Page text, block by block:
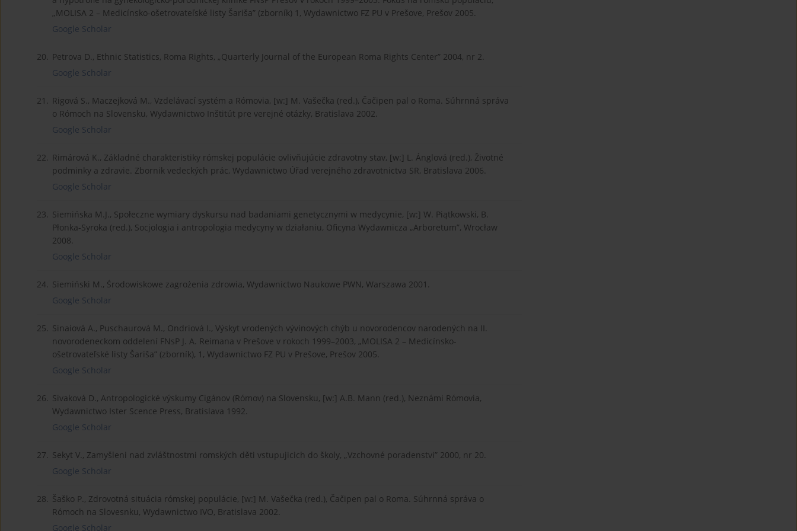
„MOLISA 2 – Medicínsko-ošetrovateľské listy Šariša” (zborník) 1, Wydawnictwo FZ PU v Prešove, Prešov 2005.
Google Scholar
20. Petrova D., Ethnic Statistics, Roma Rights, „Quarterly Journal of the European Roma Rights Center” 2004, nr 2.
Google Scholar
21. Rigová S., Maczejková M., Vzdelávací systém a Rómovia, [w:] M. Vašečka (red.), Čačipen pal o Roma. Súhrnná správa
o Rómoch na Slovensku, Wydawnictwo Inštitút pre verejné otázky, Bratislava 2002.
Google Scholar
22. Rimárová K., Základné charakteristiky rómskej populácie ovlivňujúcie zdravotny stav, [w:] L. Ánglová (red.), Životné
podminky a zdravie. Zbornik vedeckých prác, Wydawnictwo Úřad verejného zdravotnictva SR, Bratislava 2006.
Google Scholar
23. Siemińska M.J., Społeczne wymiary dyskursu nad badaniami genetycznymi w medycynie, [w:] W. Piątkowski, B.
Płonka-Syroka (red.), Socjologia i antropologia medycyny w działaniu, Oficyna Wydawnicza „Arboretum”, Wrocław
2008.
Google Scholar
24. Siemiński M., Środowiskowe zagrożenia zdrowia, Wydawnictwo Naukowe PWN, Warszawa 2001.
Google Scholar
25. Sinaiová A., Puschaurová M., Ondriová I., Výskyt vrodených vývinových chýb u novorodencov narodených na II.
novorodeneckom oddelení FNsP J. A. Reimana v Prešove v rokoch 1999–2003, „MOLISA 2 – Medicínsko-
ošetrovateľské listy Šariša” (zborník), 1, Wydawnictwo FZ PU v Prešove, Prešov 2005.
Google Scholar
26. Sivaková D., Antropologické výskumy Cigánov (Rómov) na Slovensku, [w:] A.B. Mann (red.), Neznámi Rómovia,
Wydawnictwo Ister Scence Press, Bratislava 1992.
Google Scholar
27. Sekyt V., Zamyšleni nad zvláštnostmi romských děti vstupujicich do školy, „Vzchovné poradenstvi” 2000, nr 20.
Google Scholar
28. Šaško P., Zdrovotná situácia rómskej populácie, [w:] M. Vašečka (red.), Čačipen pal o Roma. Súhrnná správa o
Rómoch na Slovesnku, Wydawnictwo IVO, Bratislava 2002.
Google Scholar